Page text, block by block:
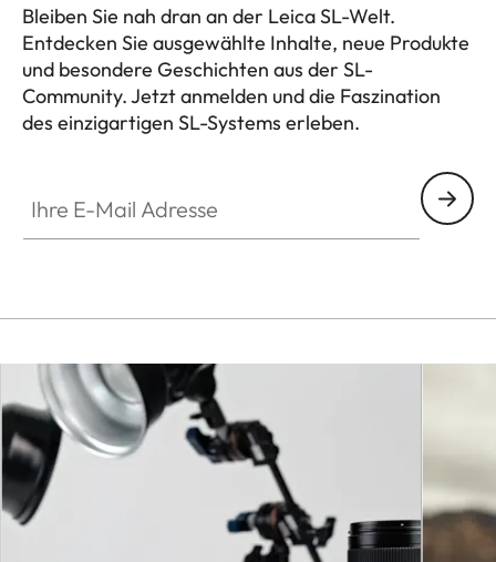
Bleiben Sie nah dran an der Leica SL-Welt.
Entdecken Sie ausgewählte Inhalte, neue Produkte
und besondere Geschichten aus der SL-
Community. Jetzt anmelden und die Faszination
des einzigartigen SL-Systems erleben.